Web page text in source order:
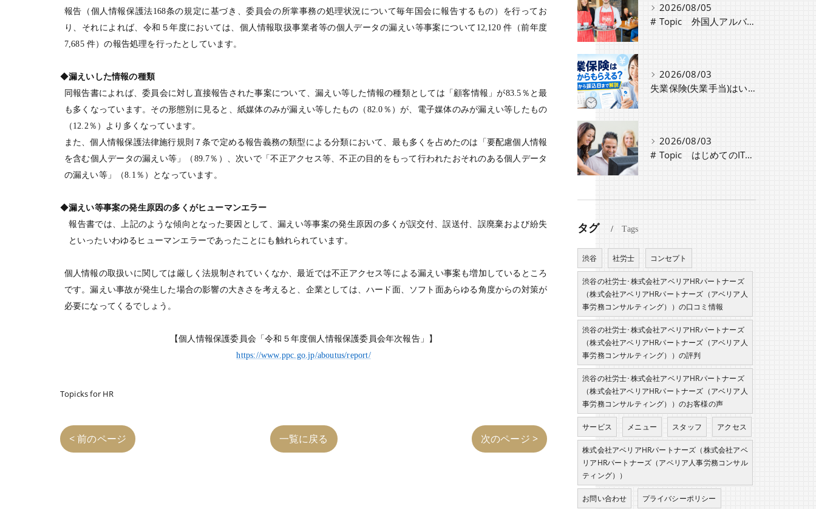
報告（個人情報保護法168条の規定に基づき、委員会の所掌事務の処理状況について毎年国会に報告するもの）を行ってお
り、それによれば、令和５年度においては、個人情報取扱事業者等の個人データの漏えい等事案について12,120 件（前年度
7,685 件）の報告処理を行ったとしています。
◆漏えいした情報の種類
同報告書によれば、委員会に対し直接報告された事案について、漏えい等した情報の種類としては「顧客情報」が83.5％と最
も多くなっています。その形態別に見ると、紙媒体のみが漏えい等したもの（82.0％）が、電子媒体のみが漏えい等したもの
（12.2％）より多くなっています。
また、個人情報保護法律施行規則７条で定める報告義務の類型による分類において、最も多くを占めたのは「要配慮個人情報
を含む個人データの漏えい等」（89.7％）、次いで「不正アクセス等、不正の目的をもって行われたおそれのある個人データ
の漏えい等」（8.1％）となっています。
◆漏えい等事案の発生原因の多くがヒューマンエラー
報告書では、上記のような傾向となった要因として、漏えい等事案の発生原因の多くが誤交付、誤送付、誤廃棄および紛失
といったいわゆるヒューマンエラーであったことにも触れられています。
個人情報の取扱いに関しては厳しく法規制されていくなか、最近では不正アクセス等による漏えい事案も増加しているところ
です。漏えい事故が発生した場合の影響の大きさを考えると、企業としては、ハード面、ソフト面あらゆる角度からの対策が
必要になってくるでしょう。
【個人情報保護委員会「令和５年度個人情報保護委員会年次報告」】
https://www.ppc.go.jp/aboutus/report/
Topicks for HR
< 前のページ 一覧に戻る 次のページ >
2026/08/05
# Topic 外国人アルバイト採用時に必要な手続きと注意点
2026/08/03
失業保険(失業手当)はいつからもらえる？認定日から振込日までのスケジュールや種類・条件を解説
2026/08/03
# Topic はじめてのIT教育導入！助成金活用と申請ポイント
タグ Tags
渋谷 社労士 コンセプト
渋谷の社労士･株式会社アベリアHRパートナーズ
（株式会社アベリアHRパートナーズ（アベリア人
事労務コンサルティング））の口コミ情報
渋谷の社労士･株式会社アベリアHRパートナーズ
（株式会社アベリアHRパートナーズ（アベリア人
事労務コンサルティング））の評判
渋谷の社労士･株式会社アベリアHRパートナーズ
（株式会社アベリアHRパートナーズ（アベリア人
事労務コンサルティング））のお客様の声
サービス メニュー スタッフ アクセス
株式会社アベリアHRパートナーズ（株式会社アベ
リアHRパートナーズ（アベリア人事労務コンサル
ティング））
お問い合わせ プライバシーポリシー